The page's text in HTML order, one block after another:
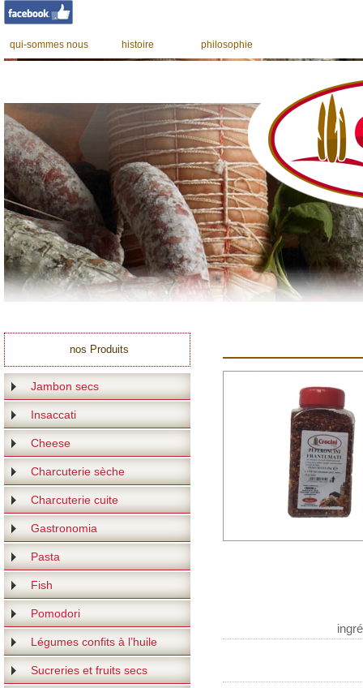
qui-sommes nous histoire philosophie
nos Produits
Jambon secs
Insaccati
Cheese
Charcuterie sèche
Charcuterie cuite
Gastronomia
Pasta
Fish
Pomodori
Légumes confits à l’huile
Sucreries et fruits secs